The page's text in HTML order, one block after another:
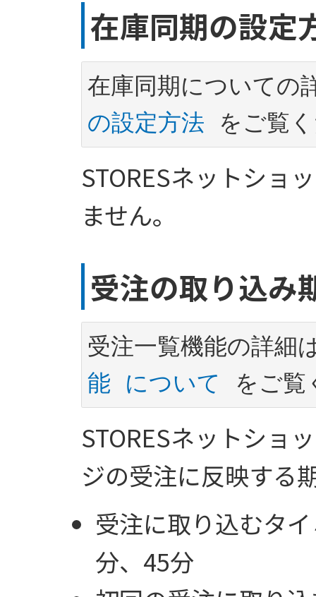
在庫同期の設定
在庫同期について
の設定方法
STORESネットショ
ません。
受注の取り込み
受注一覧機能の詳細
能 について
STORESネットショ
ジの受注に反映する
受注に取り込むタ
分、45分